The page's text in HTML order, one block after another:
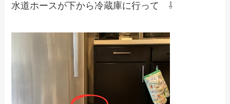
水道ホースが下から冷蔵庫に行って ⇩